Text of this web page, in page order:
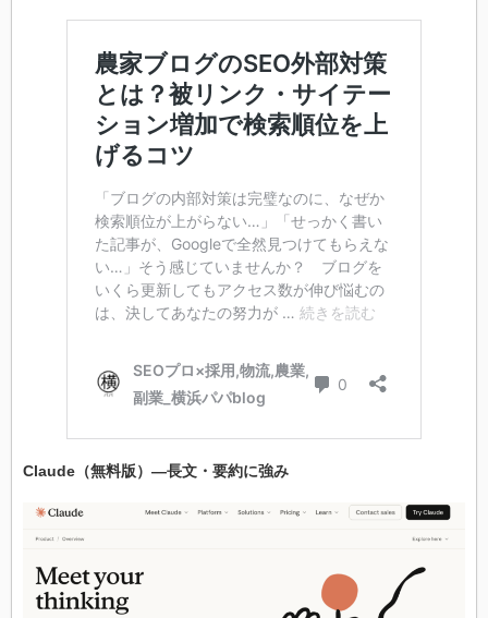
Claude（無料版）―長文・要約に強み